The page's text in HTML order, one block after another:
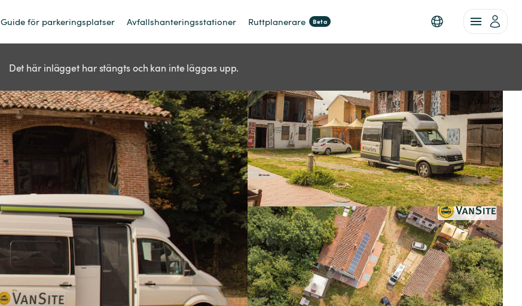
Guide för parkeringsplatser Avfallshanteringsstationer Ruttplanerare Beta
Det här inlägget har stängts och kan inte läggas upp.